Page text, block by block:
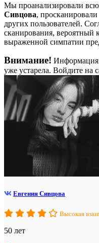
Мы проанализировали всю
Сивцова,
других пользователей.
сканирования, вероятный
выраженной симпатии
Внимание! Информация
уже устарела. Войдите на
Евгения Сивцова
Высокая
50 лет